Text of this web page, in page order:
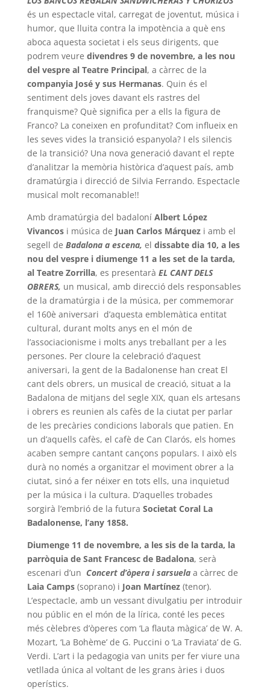
és un espectacle vital, carregat de joventut, música i
humor, que lluita contra la impotència a què ens
aboca aquesta societat i els seus dirigents, que
podrem veure divendres 9 de novembre, a les nou
del vespre al Teatre Principal, a càrrec de la
companyia José y sus Hermanas. Quin és el
sentiment dels joves davant els rastres del
franquisme? Què significa per a ells la figura de
Franco? La coneixen en profunditat? Com influeix en
les seves vides la transició espanyola? I els silencis
de la transició? Una nova generació davant el repte
d’analitzar la memòria històrica d’aquest país, amb
dramatúrgia i direcció de Silvia Ferrando. Espectacle
musical molt recomanable!!
Amb dramatúrgia del badaloní Albert López
Vivancosi música de Juan Carlos Márquezi amb el
segell de Badalona a escena, el dissabte dia 10, a les
nou del vespre i diumenge 11 a les set de la tarda,
al Teatre Zorrilla, es presentarà EL CANT DELS
OBRERS, un musical, amb direcció dels responsables
de la dramatúrgia i de la música, per commemorar
el 160è aniversari d’aquesta emblemàtica entitat
cultural, durant molts anys en el món de
l’associacionisme i molts anys treballant per a les
persones. Per cloure la celebració d’aquest
aniversari, la gent de la Badalonense han creat El
cant dels obrers, un musical de creació, situat a la
Badalona de mitjans del segle XIX, quan els artesans
i obrers es reunien als cafès de la ciutat per parlar
de les precàries condicions laborals que patien. En
un d’aquells cafès, el cafè de Can Clarós, els homes
acaben sempre cantant cançons populars. I això els
durà no només a organitzar el moviment obrer a la
ciutat, sinó a fer néixer en tots ells, una inquietud
per la música i la cultura. D’aquelles trobades
sorgirà l’embrió de la futura Societat Coral La
Badalonense, l’any 1858.
Diumenge 11 de novembre, a les sis de la tarda, la
parròquia de Sant Francesc de Badalona, serà
escenari d’un Concert d’òpera i sarsuela a càrrec de
Laia Camps(soprano) i Joan Martínez(tenor).
L’espectacle, amb un vessant divulgatiu per introduir
nou públic en el món de la lírica, conté les peces
més cèlebres d’òperes com ‘La flauta màgica’ de W. A.
Mozart, ‘La Bohème’ de G. Puccini o ‘La Traviata’ de G.
Verdi. L’art i la pedagogia van units per fer viure una
vetllada única al voltant de les grans àries i duos
operístics.